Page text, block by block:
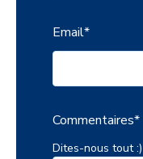
Email*
Commentaires*
Dites-nous tout :)